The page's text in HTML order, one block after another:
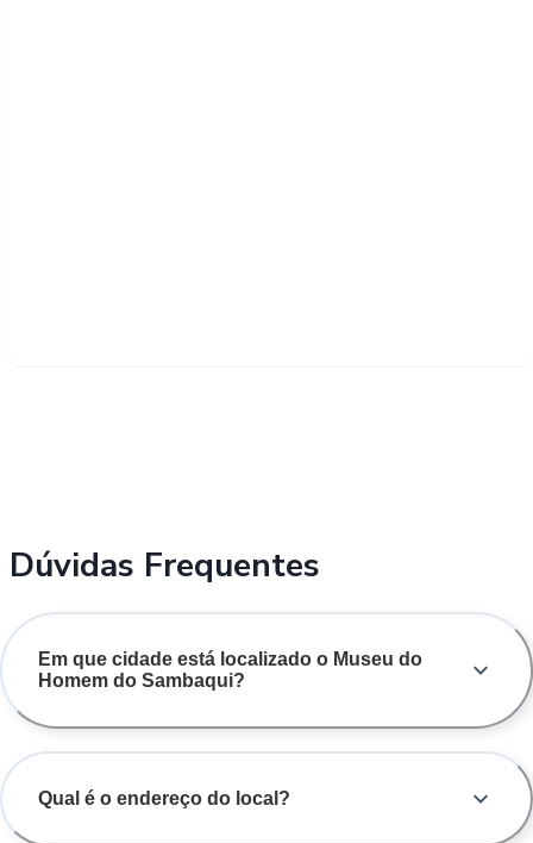
Dúvidas Frequentes
Em que cidade está localizado o Museu do
Homem do Sambaqui?
Qual é o endereço do local?